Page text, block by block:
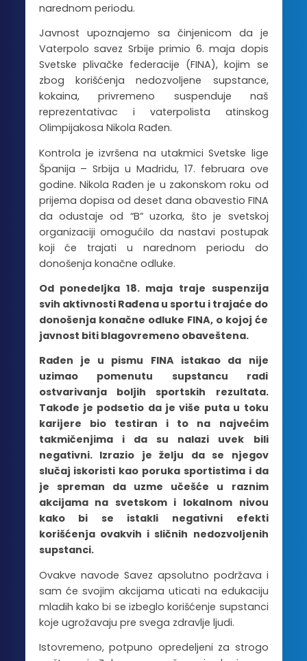
narednom periodu.
Javnost upoznajemo sa činjenicom da je
Vaterpolo savez Srbije primio 6. maja dopis
Svetske plivačke federacije (FINA), kojim se
zbog korišćenja nedozvoljene supstance,
kokaina, privremeno suspenduje naš
reprezentativac i vaterpolista atinskog
Olimpijakosa Nikola Rađen.
Kontrola je izvršena na utakmici Svetske lige
Španija – Srbija u Madridu, 17. februara ove
godine. Nikola Rađen je u zakonskom roku od
prijema dopisa od deset dana obavestio FINA
da odustaje od “B” uzorka, što je svetskoj
organizaciji omogućilo da nastavi postupak
koji će trajati u narednom periodu do
donošenja konačne odluke.
Od ponedeljka 18. maja traje suspenzija
svih aktivnosti Rađena u sportu i trajaće do
donošenja konačne odluke FINA, o kojoj će
javnost biti blagovremeno obaveštena.
Rađen je u pismu FINA istakao da nije
uzimao pomenutu supstancu radi
ostvarivanja boljih sportskih rezultata.
Takođe je podsetio da je više puta u toku
karijere bio testiran i to na najvećim
takmičenjima i da su nalazi uvek bili
negativni. Izrazio je želju da se njegov
slučaj iskoristi kao poruka sportistima i da
je spreman da uzme učešće u raznim
akcijama na svetskom i lokalnom nivou
kako bi se istakli negativni efekti
korišćenja ovakvih i sličnih nedozvoljenih
supstanci.
Ovakve navode Savez apsolutno podržava i
sam će svojim akcijama uticati na edukaciju
mladih kako bi se izbeglo korišćenje supstanci
koje ugrožavaju pre svega zdravlje ljudi.
Istovremeno, potpuno opredeljeni za strogo